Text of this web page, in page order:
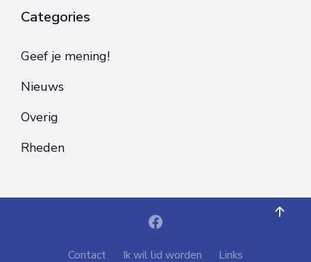
Categories
Geef je mening!
Nieuws
Overig
Rheden
Contact Ik wil lid worden Links